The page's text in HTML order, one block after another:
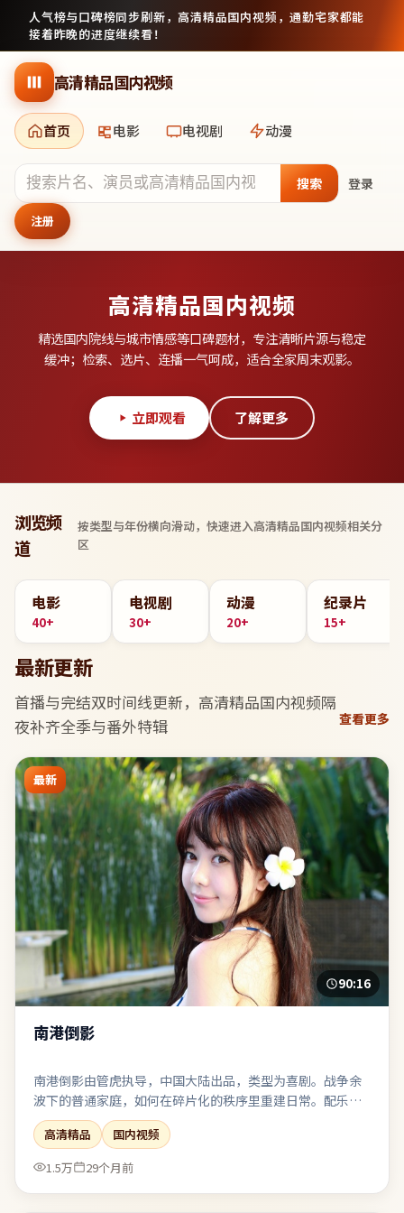
人气榜与口碑榜同步刷新，高清精品国内视频 ，通勤宅家都能
接着昨晚的进度继续看！
跳到主要内容
高清精品国内视频
首页 电影 电视剧 动漫
搜索 登录
注册
高清精品国内视频
精选国内院线与城市情感等口碑题材，专注清晰片源与稳定
缓冲；检索、选片、连播一气呵成，适合全家周末观影。
立即观看 了解更多
浏览频
道
按类型与年份横向滑动，快速进入高清精品国内视频相关分
区
电影
40+
电视剧
30+
动漫
20+
纪录片
15+
最新更新
首播与完结双时间线更新， 高清精品国内视频隔
夜补齐全季与番外特辑
查看更多
最新
90:16
南港倒影
南港倒影由管虎执导，中国大陆出品，类型为喜剧。战争余
波下的普通家庭，如何在碎片化的秩序里重建日常。配乐克
制，环境声与沉默段落被当作重要的“台词”来使用。对同
类题材感到疲劳的观众，仍可能因其视角差异而获得新鲜
感。
高清精品
国内视频
1.5万
29个月前